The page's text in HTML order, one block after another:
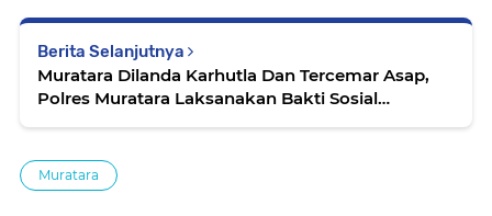
Berita Selanjutnya
Muratara Dilanda Karhutla Dan Tercemar Asap,
Polres Muratara Laksanakan Bakti Sosial
Muratara